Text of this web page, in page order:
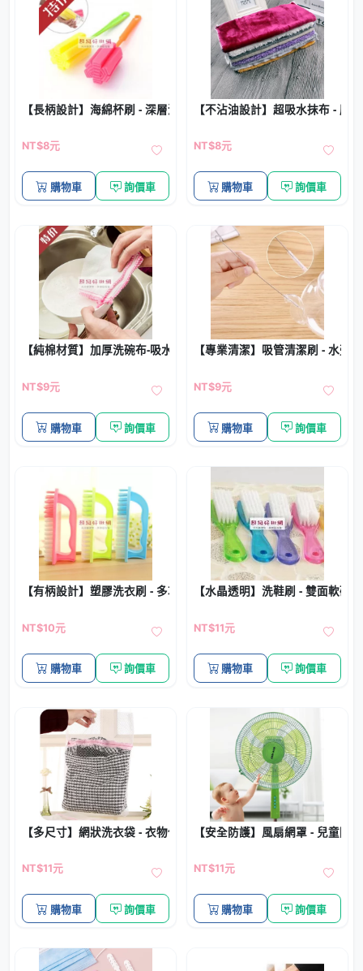
【長柄設計】海綿杯刷 - 深層清潔杯具神器
NT$8元
購物車 詢價車
【不沾油設計】超吸水抹布 - 廚
NT$8元
購物車 詢價車
【純棉材質】加厚洗碗布-吸水去油抹布
NT$9元
購物車 詢價車
【專業清潔】吸管清潔刷 - 水壺
NT$9元
購物車 詢價車
【有柄設計】塑膠洗衣刷 - 多功能衣物清潔刷
NT$10元
購物車 詢價車
【水晶透明】洗鞋刷 - 雙面軟硬
NT$11元
購物車 詢價車
【多尺寸】網狀洗衣袋 - 衣物保護粗網洗衣袋
NT$11元
購物車 詢價車
【安全防護】風扇網罩 - 兒童防
NT$11元
購物車 詢價車